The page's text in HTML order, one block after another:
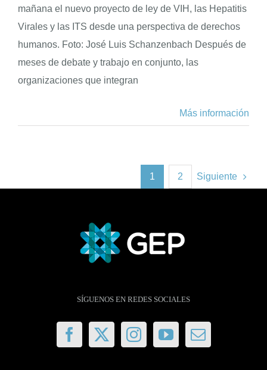
mañana el nuevo proyecto de ley de VIH, las Hepatitis
Virales y las ITS desde una perspectiva de derechos
humanos. Foto: José Luis Schanzenbach Después de
meses de debate y trabajo en conjunto, las
organizaciones que integran
Más información
1 2 Siguiente
SÍGUENOS EN REDES SOCIALES